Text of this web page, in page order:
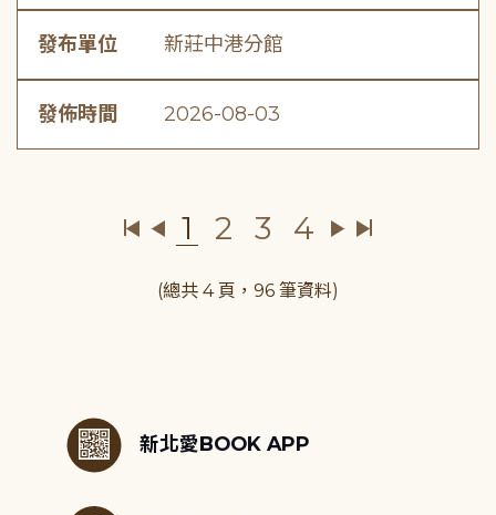
發布單位 新莊中港分館
發佈時間 2026-08-03
1 2 3 4
(總共 4 頁，96 筆資料)
新北愛BOOK APP